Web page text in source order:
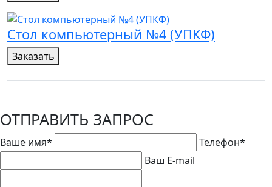
Стол компьютерный №4 (УПКФ)
Заказать
ОТПРАВИТЬ ЗАПРОС
Ваше имя* Телефон*
Ваш E-mail